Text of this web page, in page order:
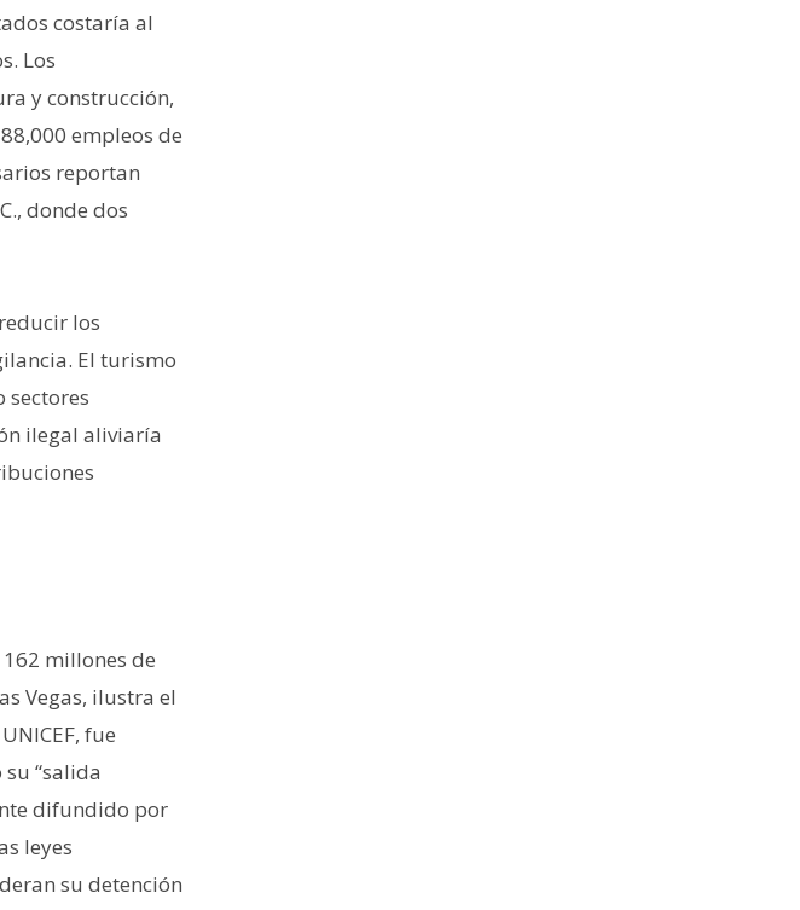
costaría al
Los
y construcción,
empleos de
reportan
donde dos
los
El turismo
ilegal aliviaría
millones de
Vegas, ilustra el
fue
“salida
difundido por
leyes
su detención